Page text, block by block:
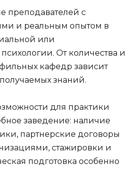
преподавателей с
и реальным опытом в
или
От количества и
кафедр зависит
знаний.
для практики
заведение: наличие
партнерские договоры
стажировки и
подготовка особенно